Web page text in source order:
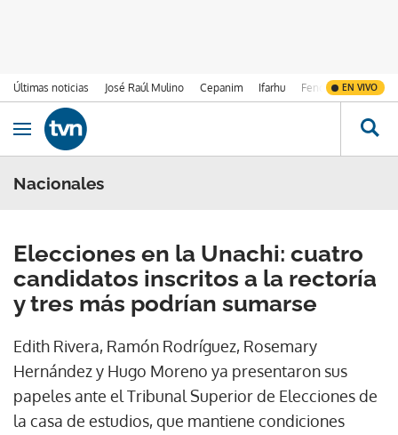
Últimas noticias José Raúl Mulino Cepanim Ifarhu Fenómeno de El
EN VIVO
Ir al contenido
Obrir navegació
Nacionales
Elecciones en la Unachi: cuatro
candidatos inscritos a la rectoría
y tres más podrían sumarse
Edith Rivera, Ramón Rodríguez, Rosemary
Hernández y Hugo Moreno ya presentaron sus
papeles ante el Tribunal Superior de Elecciones de
la casa de estudios, que mantiene condiciones